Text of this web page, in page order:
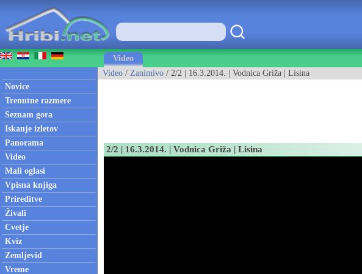
Video
Novice
Trenutne razmere
Seznam gora
Iskanje izletov
Panorama
Video
Mali oglasi
Vpisna knjiga
Prireditve
Živali
Cvetje
Kviz
Zemljevid
Vreme
Video / Zanimivo / 2/2 | 16.3.2014. | Vodnica Griža | Lisina
2/2 | 16.3.2014. | Vodnica Griža | Lisina